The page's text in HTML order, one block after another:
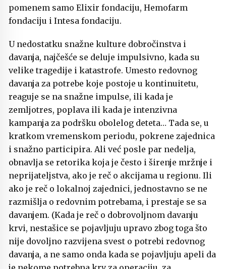
pomenem samo Elixir fondaciju, Hemofarm
fondaciju i Intesa fondaciju.
U nedostatku snažne kulture dobročinstva i
davanja, najčešće se deluje impulsivno, kada su
velike tragedije i katastrofe. Umesto redovnog
davanja za potrebe koje postoje u kontinuitetu,
reaguje se na snažne impulse, ili kada je
zemljotres, poplava ili kada je intenzivna
kampanja za podršku obolelog deteta… Tada se, u
kratkom vremenskom periodu, pokrene zajednica
i snažno participira. Ali već posle par nedelja,
obnavlja se retorika koja je često i širenje mržnje i
neprijateljstva, ako je reč o akcijama u regionu. Ili
ako je reč o lokalnoj zajednici, jednostavno se ne
razmišlja o redovnim potrebama, i prestaje se sa
davanjem. (Kada je reč o dobrovoljnom davanju
krvi, nestašice se pojavljuju upravo zbog toga što
nije dovoljno razvijena svest o potrebi redovnog
davanja, a ne samo onda kada se pojavljuju apeli da